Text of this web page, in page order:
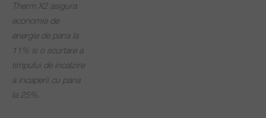
Therm X2 asigura
economie de
energie de pana la
11% si o scurtare a
timpului de incalzire
a incaperii cu pana
la 25%.